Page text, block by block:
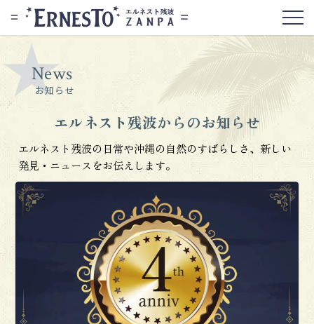
News
お知らせ
エルネスト残波からのお知らせ
エルネスト残波の日常や沖縄の自然のすばらしさ、新しい
発見・ニュースをお伝えします。